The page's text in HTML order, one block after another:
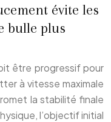
évite les
bulle plus
être progressif pour
à vitesse maximale
la stabilité finale
l’objectif initial